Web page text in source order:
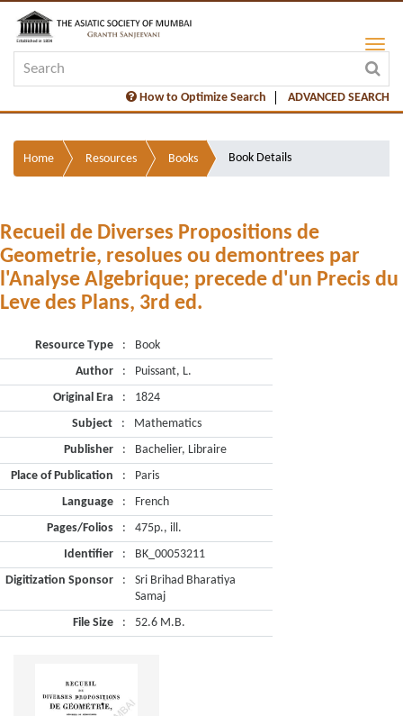
How to Optimize Search ADVANCED SEARCH
Home Resources Books Book Details
Recueil de Diverses Propositions de
Geometrie, resolues ou demontrees par
l'Analyse Algebrique; precede d'un Precis du
Leve des Plans, 3rd ed.
Resource Type :
Book
Author
:
Puissant, L.
Original Era
:
1824
Subject
:
Mathematics
Publisher
:
Bachelier, Libraire
Place of Publication
:
Paris
Language
:
French
Pages/Folios
:
475p., ill.
Identifier
:
BK_00053211
Digitization Sponsor
:
Sri Brihad Bharatiya
Samaj
File Size
: 52.6 M.B.